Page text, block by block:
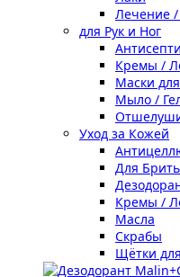
Лечение /
для Рук и Ног
Кремы /
Маски
Мыло /
Уход за Кожей
Для
Кремы /
Масла
Скрабы
Щётки